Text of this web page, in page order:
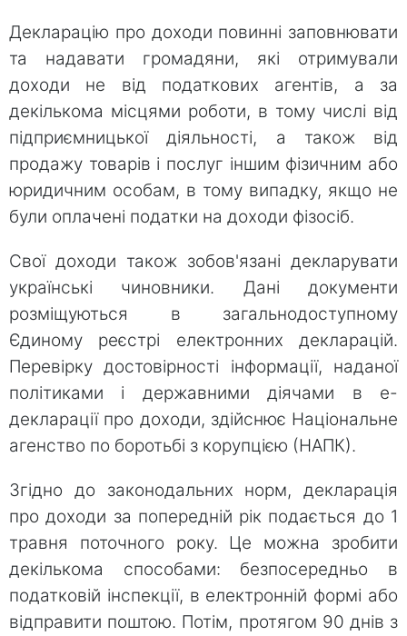
Декларацію про доходи повинні заповнювати
та надавати громадяни, які отримували
доходи не від податкових агентів, а за
декількома місцями роботи, в тому числі від
підприємницької діяльності, а також від
продажу товарів і послуг іншим фізичним або
юридичним особам, в тому випадку, якщо не
були оплачені податки на доходи фізосіб.
Свої доходи також зобов'язані декларувати
українські чиновники. Дані документи
розміщуються в загальнодоступному
Єдиному реєстрі електронних декларацій.
Перевірку достовірності інформації, наданої
політиками і державними діячами в е-
декларації про доходи, здійснює Національне
агенство по боротьбі з корупцією (НАПК).
Згідно до законодальних норм, декларація
про доходи за попередній рік подається до 1
травня поточного року. Це можна зробити
декількома способами: безпосередньо в
податковій інспекції, в електронній формі або
відправити поштою. Потім, протягом 90 днів з